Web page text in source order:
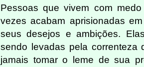
Pessoas que vivem com
vezes acabam aprisionadas
seus desejos e ambições.
sendo levadas pela correnteza
jamais tomar o leme de sua